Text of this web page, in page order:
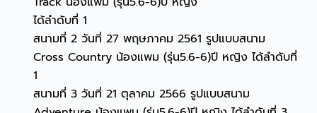
ได้ลำดับที่ 1
สนามที่ 2 วันที่ 27 พฤษภาคม 2561 รูปแบบสนาม
Cross Country น้องแพม (รุ่น5.6-6)ปี หญิง ได้ลำดับที่
1
สนามที่ 3 วันที่ 21 ตุลาคม 2566 รูปแบบสนาม